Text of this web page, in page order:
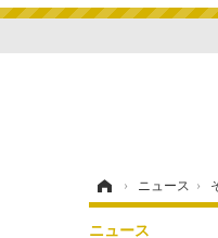
› ニュース ›
ニュース